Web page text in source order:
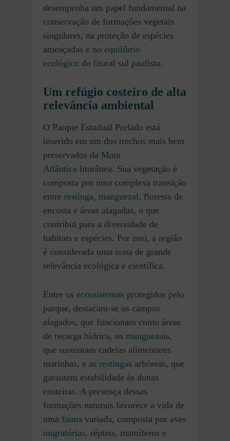
desempenha um papel fundamental na
conservação de formações vegetais
singulares, na proteção de espécies
ameaçadas e no equilíbrio
ecológico do litoral sul paulista.
Um refúgio costeiro de alta
relevância ambiental
O Parque Estadual Prelado está
inserido em um dos trechos mais bem
preservados da Mata
Atlântica litorânea. Sua vegetação é
composta por uma complexa transição
entre restinga, manguezal, floresta de
encosta e áreas alagadas, o que
contribui para a diversidade de
habitats e espécies. Por isso, a região
é considerada uma zona de grande
relevância ecológica e científica.
Entre os ecossistemas protegidos pelo
parque, destacam-se os campos
alagados, que funcionam como áreas
de recarga hídrica, os manguezais,
que sustentam cadeias alimentares
marinhas, e as restingas arbóreas, que
garantem estabilidade às dunas
costeiras. A presença dessas
formações naturais favorece a vida de
uma fauna variada, composta por aves
migratórias, répteis, mamíferos e